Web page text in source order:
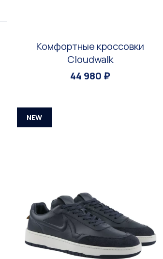
Комфортные кроссовки
Cloudwalk
44 980 ₽
NEW